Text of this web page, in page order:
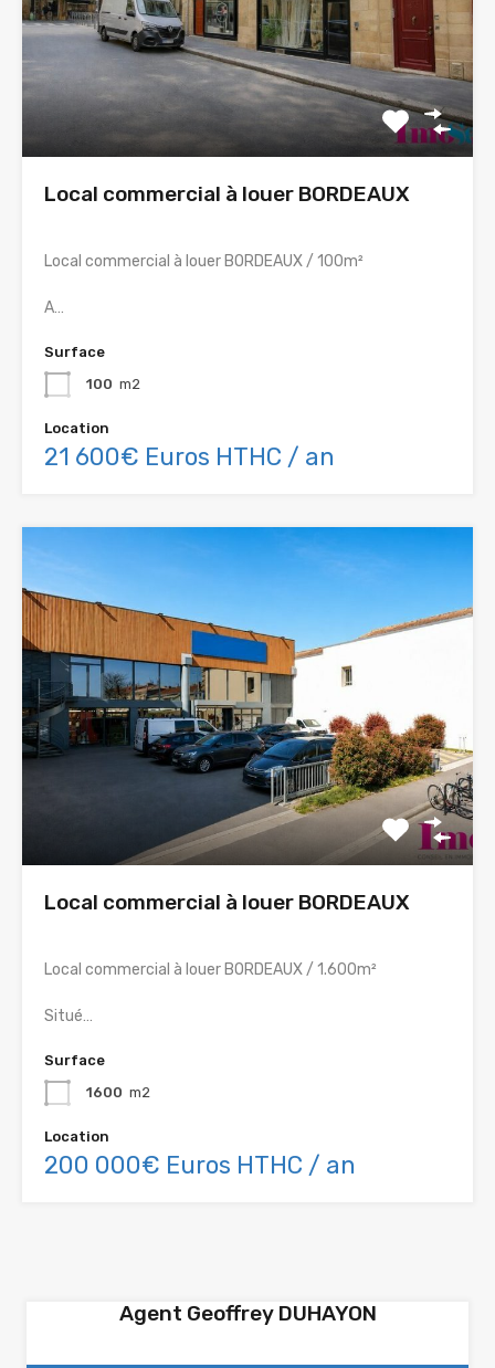
Local commercial à louer BORDEAUX
Local commercial à louer BORDEAUX / 100m²
A…
Surface
100 m2
Location
21 600€ Euros HTHC / an
Local commercial à louer BORDEAUX
Local commercial à louer BORDEAUX / 1.600m²
Situé…
Surface
1600 m2
Location
200 000€ Euros HTHC / an
Agent Geoffrey DUHAYON